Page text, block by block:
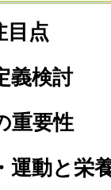
目点
義検討
重要性
運動と栄